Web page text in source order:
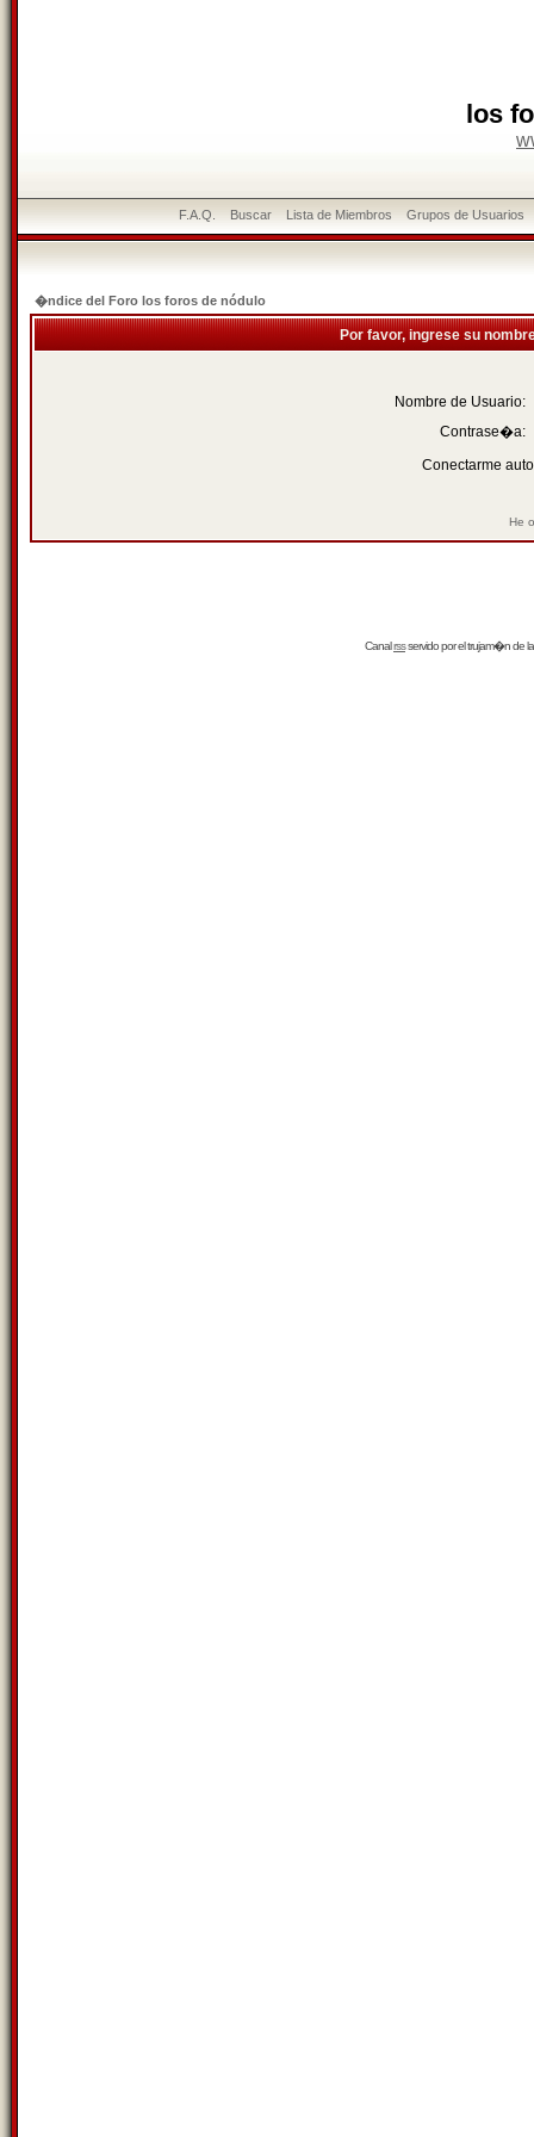
los
F.A.Q. Buscar Lista de Miembros Grupos de Usuarios
�ndice del Foro los foros de nódulo
Por favor, ingrese su
Nombre de Usuario:
Contrase�a:
Conectarme
He
Canalrssservido por eltrujam�nde